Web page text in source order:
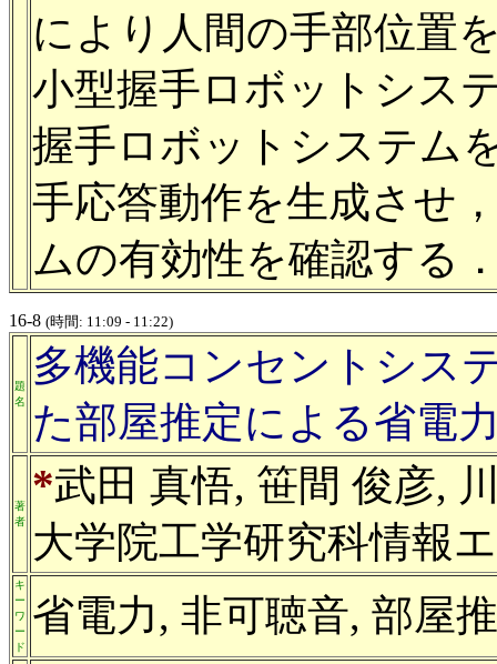
により人間の手部位置
小型握手ロボットシス
握手ロボットシステム
手応答動作を生成させ
ムの有効性を確認する
16-8 (時間: 11:09 - 11:22)
題
名
多機能コンセントシス
た部屋推定による省電
著
者
*武田 真悟, 笹間 俊彦,
大学院工学研究科情報
キ
ー
ワ
ー
ド
省電力, 非可聴音, 部屋